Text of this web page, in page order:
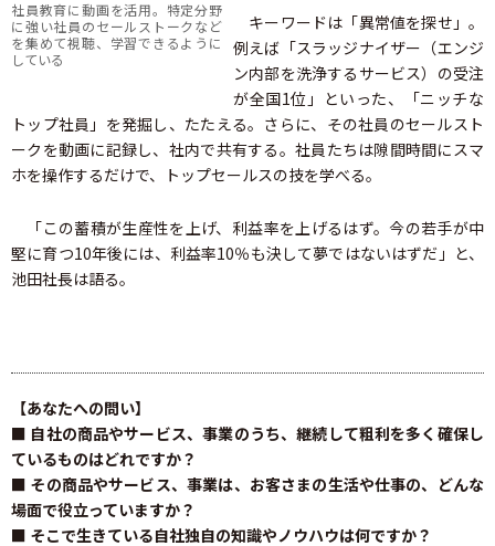
社員教育に動画を活用。特定分野
に強い社員のセールストークなど
を集めて視聴、学習できるように
している
キーワードは「異常値を探せ」。
例えば「スラッジナイザー（エンジ
ン内部を洗浄するサービス）の受注
が全国1位」といった、「ニッチな
トップ社員」を発掘し、たたえる。さらに、その社員のセールスト
ークを動画に記録し、社内で共有する。社員たちは隙間時間にスマ
ホを操作するだけで、トップセールスの技を学べる。
「この蓄積が生産性を上げ、利益率を上げるはず。今の若手が中
堅に育つ10年後には、利益率10％も決して夢ではないはずだ」と、
池田社長は語る。
【あなたへの問い】
■ 自社の商品やサービス、事業のうち、継続して粗利を多く確保し
ているものはどれですか？
■ その商品やサービス、事業は、お客さまの生活や仕事の、どんな
場面で役立っていますか？
■ そこで生きている自社独自の知識やノウハウは何ですか？